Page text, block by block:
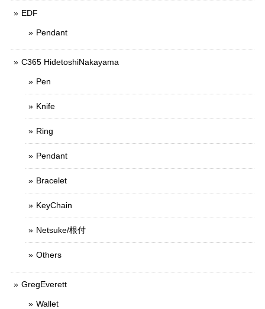
EDF
Pendant
C365 HidetoshiNakayama
Pen
Knife
Ring
Pendant
Bracelet
KeyChain
Netsuke/根付
Others
GregEverett
Wallet